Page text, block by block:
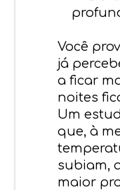
Você
já
a ficar
noites
Um
que, à
subiam,
maior